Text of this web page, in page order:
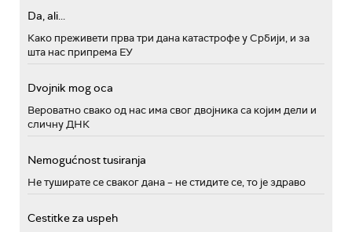
Da, ali...
Како преживети прва три дана катастрофе у Србији, и за
шта нас припрема ЕУ
Dvojnik mog oca
Вероватно свако од нас има свог двојника са којим дели и
сличну ДНК
Nemogućnost tusiranja
Не туширате се сваког дана – не стидите се, то је здраво
Cestitke za uspeh